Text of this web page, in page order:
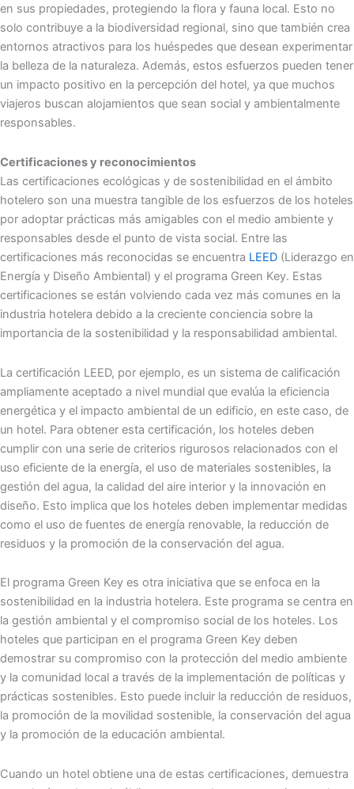
en sus propiedades, protegiendo la flora y fauna local. Esto no
solo contribuye a la biodiversidad regional, sino que también crea
entornos atractivos para los huéspedes que desean experimentar
la belleza de la naturaleza. Además, estos esfuerzos pueden tener
un impacto positivo en la percepción del hotel, ya que muchos
viajeros buscan alojamientos que sean social y ambientalmente
responsables.
Certificaciones y reconocimientos
Las certificaciones ecológicas y de sostenibilidad en el ámbito
hotelero son una muestra tangible de los esfuerzos de los hoteles
por adoptar prácticas más amigables con el medio ambiente y
responsables desde el punto de vista social. Entre las
certificaciones más reconocidas se encuentra LEED (Liderazgo en
Energía y Diseño Ambiental) y el programa Green Key. Estas
certificaciones se están volviendo cada vez más comunes en la
industria hotelera debido a la creciente conciencia sobre la
importancia de la sostenibilidad y la responsabilidad ambiental.
La certificación LEED, por ejemplo, es un sistema de calificación
ampliamente aceptado a nivel mundial que evalúa la eficiencia
energética y el impacto ambiental de un edificio, en este caso, de
un hotel. Para obtener esta certificación, los hoteles deben
cumplir con una serie de criterios rigurosos relacionados con el
uso eficiente de la energía, el uso de materiales sostenibles, la
gestión del agua, la calidad del aire interior y la innovación en
diseño. Esto implica que los hoteles deben implementar medidas
como el uso de fuentes de energía renovable, la reducción de
residuos y la promoción de la conservación del agua.
El programa Green Key es otra iniciativa que se enfoca en la
sostenibilidad en la industria hotelera. Este programa se centra en
la gestión ambiental y el compromiso social de los hoteles. Los
hoteles que participan en el programa Green Key deben
demostrar su compromiso con la protección del medio ambiente
y la comunidad local a través de la implementación de políticas y
prácticas sostenibles. Esto puede incluir la reducción de residuos,
la promoción de la movilidad sostenible, la conservación del agua
y la promoción de la educación ambiental.
Cuando un hotel obtiene una de estas certificaciones, demuestra